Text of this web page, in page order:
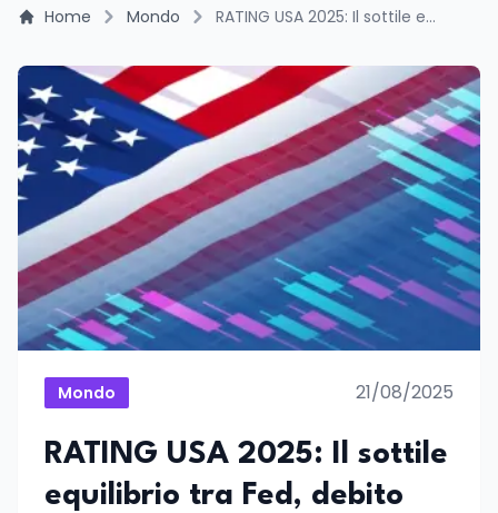
Home Mondo RATING USA 2025: Il sottile equilibrio tra Fed, debito pubblico e futuro dell’economia americana
Mondo 21/08/2025
RATING USA 2025: Il sottile
equilibrio tra Fed, debito